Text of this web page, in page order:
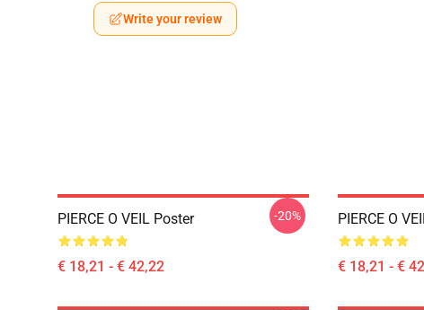
Write your review
PIERCE O VEIL Poster
€ 18,21 - € 42,22
-20% PIERCE O
€ 18,21 - €